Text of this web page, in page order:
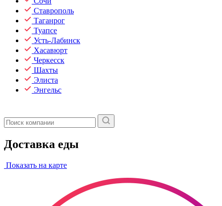
Ставрополь
Таганрог
Туапсе
Усть-Лабинск
Хасавюрт
Черкесск
Шахты
Элиста
Энгельс
Доставка еды
Показать на карте